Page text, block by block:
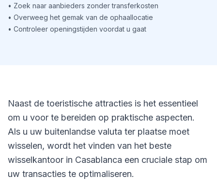
• Zoek naar aanbieders zonder transferkosten
• Overweeg het gemak van de ophaallocatie
• Controleer openingstijden voordat u gaat
Naast de toeristische attracties is het essentieel
om u voor te bereiden op praktische aspecten.
Als u uw buitenlandse valuta ter plaatse moet
wisselen, wordt het vinden van het beste
wisselkantoor in Casablanca een cruciale stap om
uw transacties te optimaliseren.